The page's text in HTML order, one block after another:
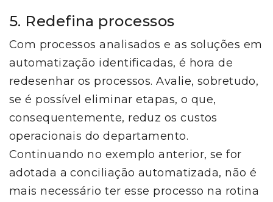
5. Redefina processos
Com processos analisados e as soluções em
automatização identificadas, é hora de
redesenhar os processos. Avalie, sobretudo,
se é possível eliminar etapas, o que,
consequentemente, reduz os custos
operacionais do departamento.
Continuando no exemplo anterior, se for
adotada a conciliação automatizada, não é
mais necessário ter esse processo na rotina